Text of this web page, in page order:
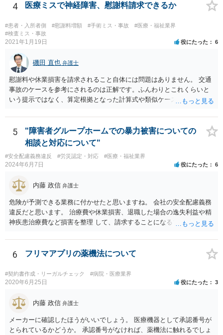
4 医療ミスで神経障害、慰謝料請求できるか
#患者・入所者側 #慰謝料増額 #手術ミス・事故
#医療・福祉業界
#検査ミス・事故
2021年1月19日 役にたった 6
磯田 直也 弁護士
慰謝料や休業損害を請求されること自体には問題はありません。 交通
事故のケースを参考にされるのは正解です。ふんわりとこれくらいと
いう提示ではなく、算定根拠となった計算式や類似ケースでの裁判所
面、針刺し事故については医療者側の故意や過失がないと思われるケ
ースが多く、早期解決のためにある程度の減額等があることはやむを
得ないかとも思います。 病院側の提示があまりにも低額であった場合
などには、弁護士へのご依頼も検討されるべきかと思います。 弁護士
への依頼が必要になる際に備えて、また現時点でのアドバイス等をも
らうために、一度法律事務所にご相談されておいても良いかも知れま
せん。
5
"障害者グループホームでの暴力被害についての
相談と対応について"
#安全配慮義務違反 #労災認定・対応 #医療・福祉業界
2024年6月7日 役にたった 6
内藤 政信 弁護士
危険が予測できる業務に付かせたと思いますね。 会社の安全配慮義務
違反だと思います。 治療費や休業損害、退職した場合の逸失利益や精
神疾患治療費など損害を整理 して、請求することになるでしょう。 傷
6 フリマアプリの薬機法について
#契約書作成・リーガルチェック #病院・医療業界
2020年6月25日 役にたった 3
内藤 政信 弁護士
メーカーに確認したほうがいいでしょう。 医療機器として承認番号が
とられているかどうか。 承認番号がなければ、薬機法に触れるでしょ